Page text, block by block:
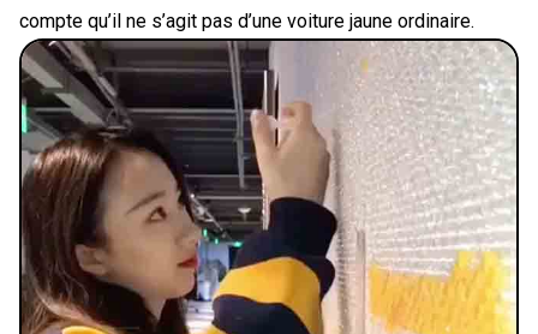
compte qu’il ne s’agit pas d’une voiture jaune ordinaire.